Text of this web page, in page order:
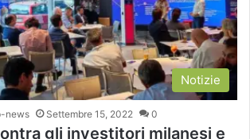
Notizie
news Settembre 15, 2022 0
gli investitori milanesi e